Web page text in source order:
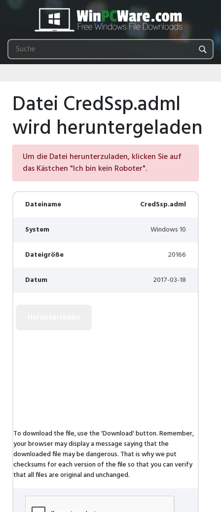
Datei CredSsp.adml
wird heruntergeladen
Um die Datei herunterzuladen, klicken Sie auf
das Kästchen "Ich bin kein Roboter".
Dateiname CredSsp.adml
System Windows 10
Dateigröße 20166
Datum 2017-03-18
To download the file, use the 'Download' button. Remember,
your browser may display a message saying that the
downloaded file may be dangerous. That is why we put
checksums for each version of the file so that you can verify
that all files are original and unchanged.